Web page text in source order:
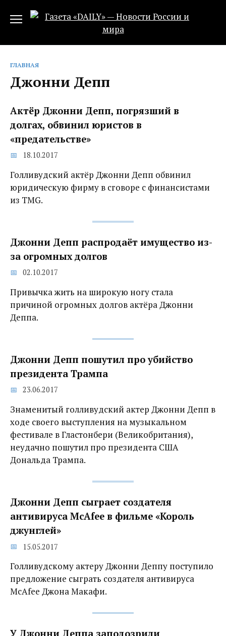
ГЛАВНАЯ
Джонни Депп
Актёр Джонни Депп, погрязший в
долгах, обвинил юристов в
«предательстве»
18.10.2017
Голливудский актёр Джонни Депп обвинил
юридическую фирму в сговоре с финансистами
из TMG.
Джонни Депп распродаёт имущество из-
за огромных долгов
02.10.2017
Привычка жить на широкую ногу стала
причиной огромных долгов актёра Джонни
Деппа.
Джонни Депп пошутил про убийство
президента Трампа‍
23.06.2017
Знаменитый голливудский актер Джонни Депп в
ходе своего выступления на музыкальном
фестивале в Гластонбери (Великобритания),
неудачно пошутил про президента США
Дональда Трампа.
Джонни Депп сыграет создателя
антивируса McAfee в фильме «Король
джунглей»
15.05.2017
Голливудскому актеру Джонни Деппу поступило
предложение сыграть создателя антивируса
McAfee Джона Макафи.
У Джонни Деппа заподозрили